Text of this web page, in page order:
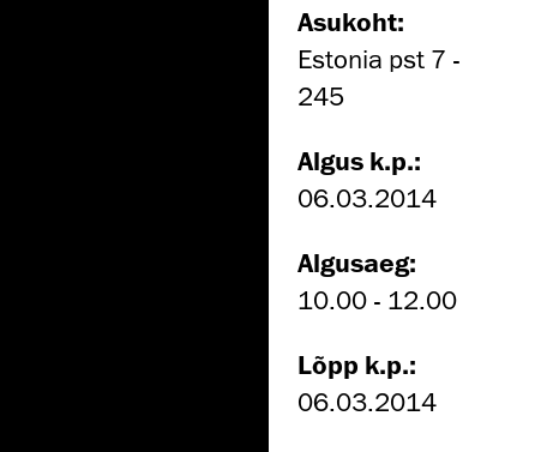
Asukoht:
Estonia pst 7 -
245
Algus k.p.:
06.03.2014
Algusaeg:
10.00 - 12.00
Lõpp k.p.:
06.03.2014